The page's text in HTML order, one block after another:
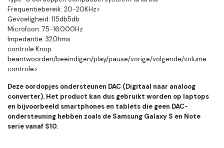
Frequentiebereik: 20-20KHz>
Gevoeligheid: 115db5db
Microfoon: 75-16.000Hz
Impedantie: 320hms
controle Knop:
beantwoorden/beëindigen/play/pause/vorige/volgende/volume
controle>
Deze oordopjes ondersteunen DAC (Digitaal naar analoog
converter). Het product kan dus gebruikt worden op laptops
en bijvoorbeeld smartphones en tablets die geen DAC-
ondersteuning hebben zoals de Samsung Galaxy S en Note
serie vanaf S10.